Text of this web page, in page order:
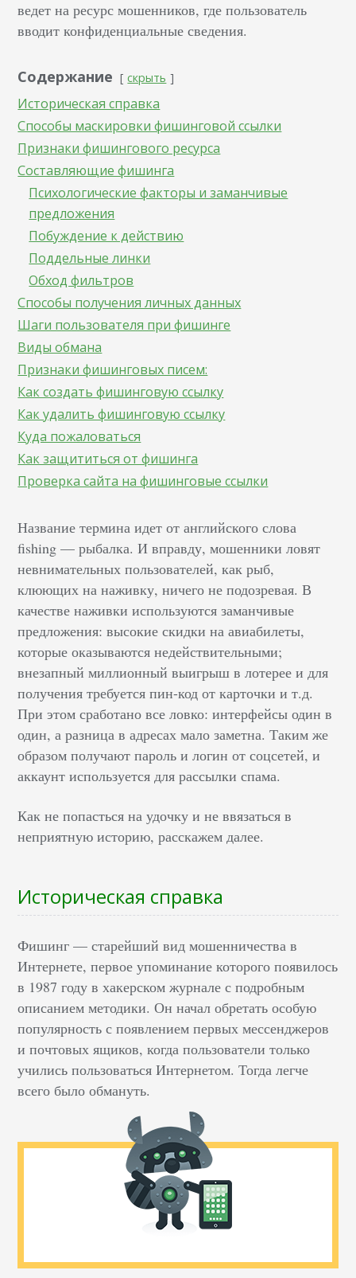
ведет на ресурс мошенников, где пользователь
вводит конфиденциальные сведения.
Содержание скрыть
Историческая справка
Способы маскировки фишинговой ссылки
Признаки фишингового ресурса
Составляющие фишинга
Психологические факторы и заманчивые
предложения
Побуждение к действию
Поддельные линки
Обход фильтров
Способы получения личных данных
Шаги пользователя при фишинге
Виды обмана
Признаки фишинговых писем:
Как создать фишинговую ссылку
Как удалить фишинговую ссылку
Куда пожаловаться
Как защититься от фишинга
Проверка сайта на фишинговые ссылки
Название термина идет от английского слова
fishing — рыбалка. И вправду, мошенники ловят
невнимательных пользователей, как рыб,
клюющих на наживку, ничего не подозревая. В
качестве наживки используются заманчивые
предложения: высокие скидки на авиабилеты,
которые оказываются недействительными;
внезапный миллионный выигрыш в лотерее и для
получения требуется пин-код от карточки и т.д.
При этом сработано все ловко: интерфейсы один в
один, а разница в адресах мало заметна. Таким же
образом получают пароль и логин от соцсетей, и
аккаунт используется для рассылки спама.
Как не попасться на удочку и не ввязаться в
неприятную историю, расскажем далее.
Историческая справка
Фишинг — старейший вид мошенничества в
Интернете, первое упоминание которого появилось
в 1987 году в хакерском журнале с подробным
описанием методики. Он начал обретать особую
популярность с появлением первых мессенджеров
и почтовых ящиков, когда пользователи только
учились пользоваться Интернетом. Тогда легче
всего было обмануть.